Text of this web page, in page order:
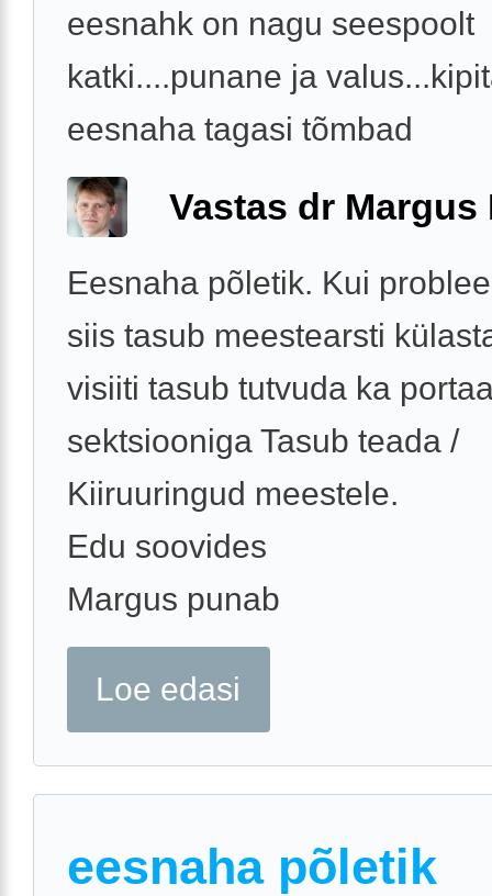
eesnahk on nagu seespoolt
katki....punane ja
eesnaha tagasi tõmbad
Vastas dr Margus
Eesnaha põletik. Kui
siis tasub meestearsti
visiiti tasub tutvuda ka
sektsiooniga Tasub teada /
Kiiruuringud meestele.
Edu soovides
Margus punab
Loe edasi
eesnaha põletik